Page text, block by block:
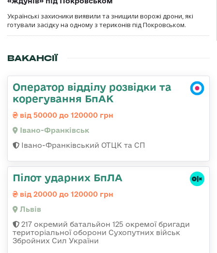
Українські захисники виявили та знищили ворожі дрони, які
готували засідку на одному з териконів під Покровськом.
ВАКАНСІЇ
Оператор відділу розвідки та
корегування БпАК
від 50000 до 120000 грн
Івано-Франківськ
Івано-Франківський ОТЦК та СП
Пілот ударних БпЛА
від 20000 до 120000 грн
Львів
217 окремий батальйон 125 окремої бригади
територіальної оборони Сухопутних військ
Збройних Сил України